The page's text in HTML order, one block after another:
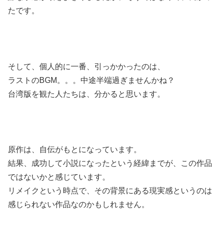
たです。
そして、個人的に一番、引っかかったのは、
ラストのBGM。。。中途半端過ぎませんかね？
台湾版を観た人たちは、分かると思います。
原作は、自伝がもとになっています。
結果、成功して小説になったという経緯までが、この作品
ではないかと感じています。
リメイクという時点で、その背景にある現実感というのは
感じられない作品なのかもしれません。